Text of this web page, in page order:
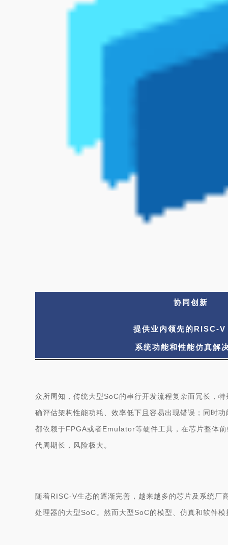
协同创新
提供业内领先的RISC-V
系统功能和性能仿真解
众所周知，传统大型SoC的串行开发流程复杂而冗长，
确评估架构性能功耗、效率低下且容易出现错误；同时
都依赖于FPGA或者Emulator等硬件工具，在芯片整体
代周期长，风险极大。
随着RISC-V生态的逐渐完善，越来越多的芯片及系统厂
处理器的大型SoC。然而大型SoC的模型、仿真和软件